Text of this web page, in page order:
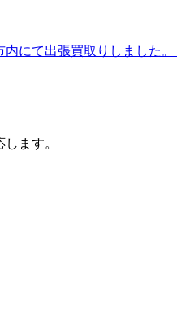
にて出張買取りしました。
ます。